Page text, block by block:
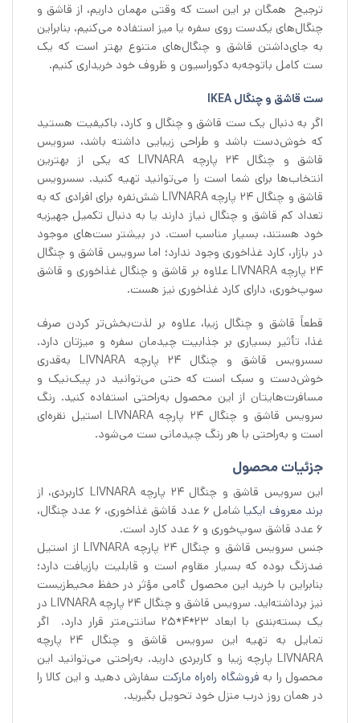
ترجیح همگان بر این است که وقتی مهمان داریم، از قاشق و
چنگال‌های یکدست روی سفره یا میز استفاده می‌کنیم، بنابراین
به جای‌داشتن قاشق و چنگال‌های متنوع بهتر است که یک
ست کامل باتوجه‌به دکوراسیون و ظروف خود خریداری کنیم.
ست قاشق و چنگال IKEA
اگر به دنبال یک ست قاشق و چنگال و کارد، باکیفیت هستید
که خوش‌دست باشد و طراحی زیبایی داشته باشد، سرویس
قاشق و چنگال 24 پارچه LIVNARA که یکی از بهترین
انتخاب‌ها برای شما است را می‌توانید تهیه کنید. سسرویس
قاشق و چنگال 24 پارچه LIVNARA شش‌نفره برای افرادی که به
تعداد کم قاشق و چنگال نیاز دارند یا به دنبال تکمیل جهیزیه
خود هستند، بسیار مناسب است. در بیشتر ست‌های موجود
در بازار، کارد غذاخوری وجود ندارد؛ اما سرویس قاشق و چنگال
24 پارچه LIVNARA علاوه بر قاشق و چنگال غذاخوری و قاشق
سوپ‌خوری، دارای کارد غذاخوری نیز هست.
قطعاً قاشق و چنگال زیبا، علاوه بر لذت‌بخش‌تر کردن صرف
غذا، تأثیر بسیاری بر جذابیت چیدمان سفره و میزتان دارد.
سسرویس قاشق و چنگال 24 پارچه LIVNARA به‌قدری
خوش‌دست و سبک است که حتی می‌توانید در پیک‌نیک و
مسافرت‌هایتان از این محصول به‌راحتی استفاده کنید. رنگ
سرویس قاشق و چنگال 24 پارچه LIVNARA استیل نقره‌ای
است و به‌راحتی با هر رنگ چیدمانی ست می‌شود.
جزئیات محصول
این سرویس قاشق و چنگال 24 پارچه LIVNARA کاربردی، از
برند معروف ایکیا
شامل 6 عدد قاشق غذاخوری، 6 عدد چنگال،
6 عدد قاشق سوپ‌خوری و 6 عدد کارد است.
جنس سرویس قاشق و چنگال 24 پارچه LIVNARA از استیل
ضدزنگ بوده که بسیار مقاوم است و قابلیت بازیافت دارد؛
بنابراین با خرید این محصول گامی مؤثر در حفظ محیط‌زیست
نیز برداشته‌اید. سرویس قاشق و چنگال 24 پارچه LIVNARA در
یک بسته‌بندی با ابعاد 23*4*25 سانتی‌متر قرار دارد. اگر
تمایل به تهیه این سرویس قاشق و چنگال 24 پارچه
LIVNARA پارچه زیبا و کاربردی دارید. به‌راحتی می‌توانید این
محصول را بهفروشگاه راه‌راه مارکت سفارش دهید و این کالا را
در همان روز درب منزل خود تحویل بگیرید.